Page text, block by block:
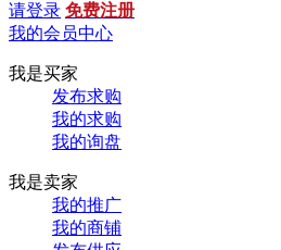
请登录 免费注册
我的会员中心
我是买家
发布求购
我的求购
我的询盘
我是卖家
我的推广
我的商铺